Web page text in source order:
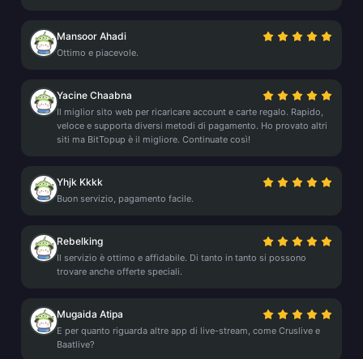
Mansoor Ahadi
Ottimo e piacevole.
Yacine Chaabna
Il miglior sito web per ricaricare account e carte regalo. Rapido,
veloce e supporta diversi metodi di pagamento. Ho provato altri
siti ma BitTopup è il migliore. Continuate così!
Yhjk Kkkk
Buon servizio, pagamento facile.
Rebelking
Il servizio è ottimo e affidabile. Di tanto in tanto si possono
trovare anche offerte speciali.
Mugaida Atipa
E per quanto riguarda altre app di live-stream, come Cruslive e
Baatlive?